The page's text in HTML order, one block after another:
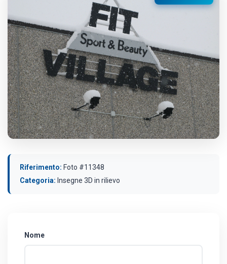
Riferimento: Foto #11348
Categoria: Insegne 3D in rilievo
Nome